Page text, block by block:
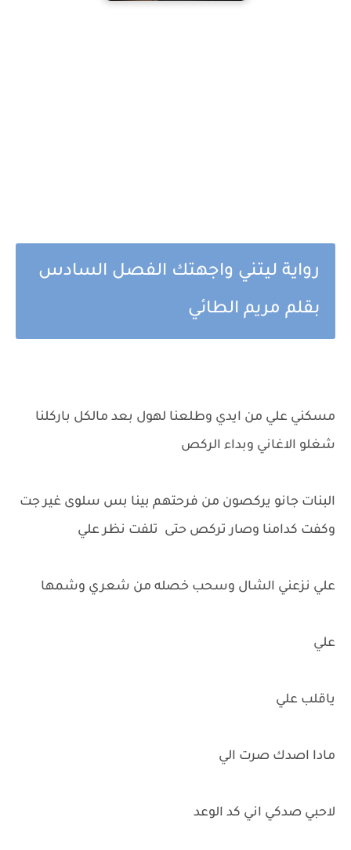
رواية ليتني واجهتك الفصل السادس
بقلم مريم الطائي
مسكني علي من ايدي وطلعنا لهول بعد مالكل باركلنا
شغلو الاغاني وبداء الركص
البنات جانو يركصون من فرحتهم بينا بس سلوى غير جت
وكفت كدامنا وصار تركص حتى تلفت نظر علي
علي نزعني الشال وسحب خصله من شعري وشمها
علي
ياقلب علي
مادا اصدك صرت الي
لاحبي صدكي اني كد الوعد